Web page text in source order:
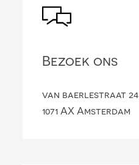
Bezoek ons
van baerlestraat 24
1071 AX Amsterdam